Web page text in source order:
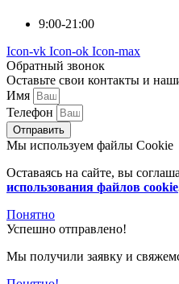
9:00-21:00
Icon-vk Icon-ok Icon-max
Обратный звонок
Оставьте свои контакты и
Имя
Телефон
Отправить
Мы используем файлы Cookie
Оставаясь на сайте, вы
использования файлов cookie
Понятно
Успешно отправлено!
Мы получили заявку и